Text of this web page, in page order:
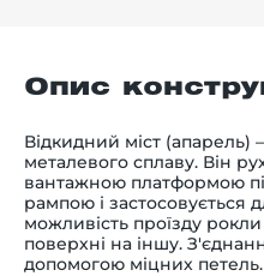
Опис
Відкидний міст (апарель)
металевого сплаву. Він
вантажною платформою
рампою і застосовується
можливість проїзду рокли
поверхні на іншу.
допомогою міцних петель.